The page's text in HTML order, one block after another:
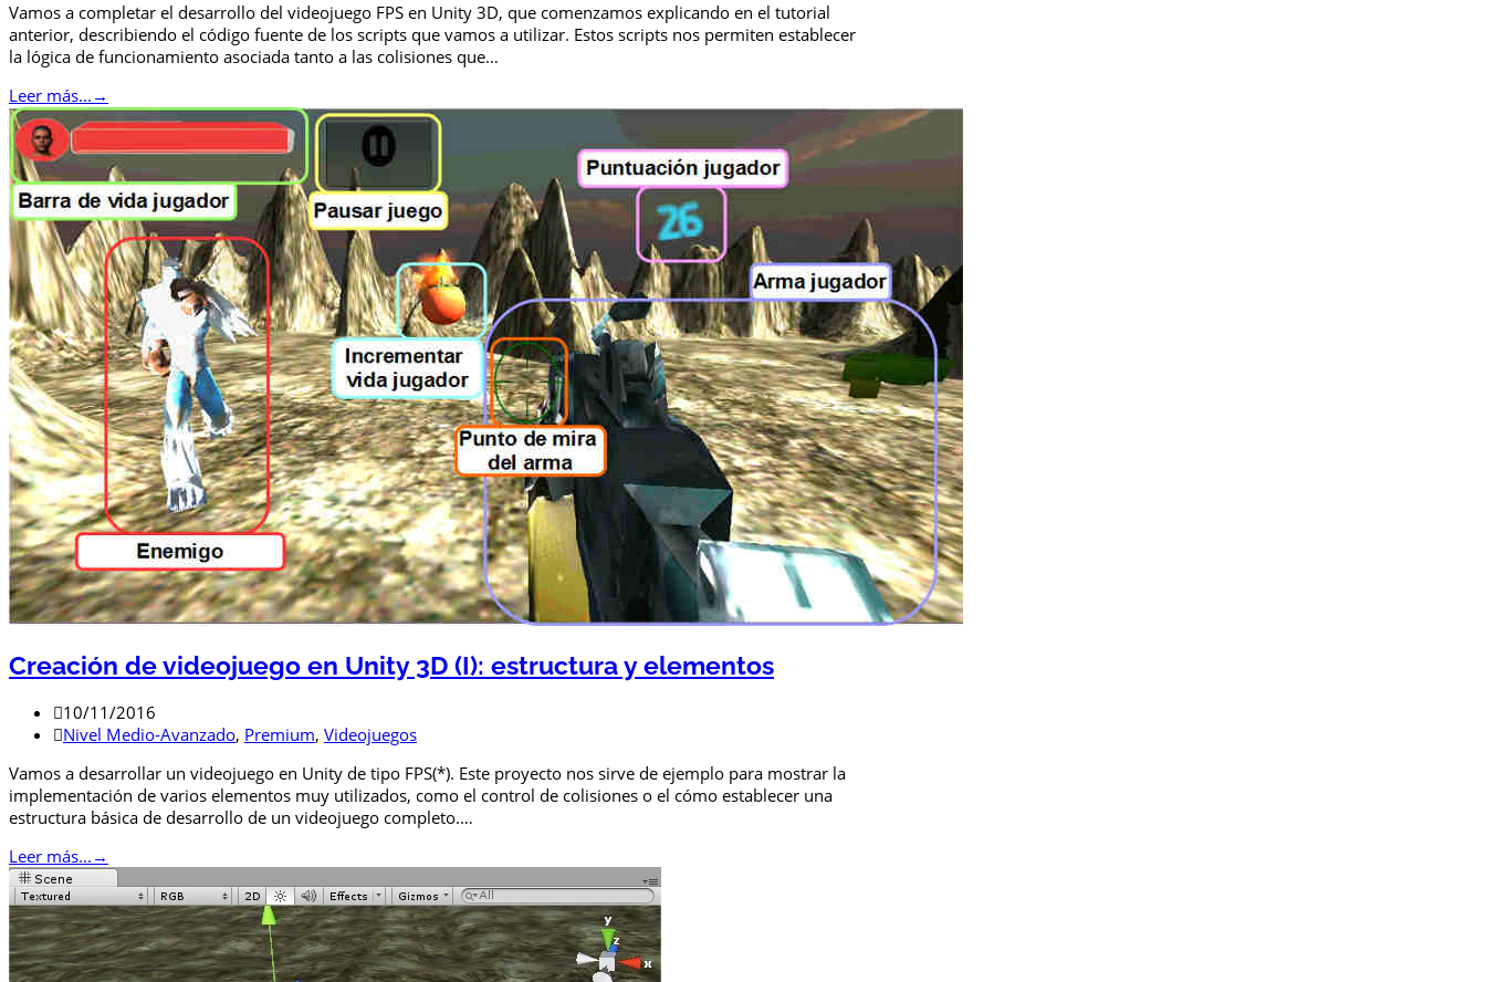
Vamos a completar el desarrollo del videojuego FPS en Unity 3D, que comenzamos explicando en el tutorial
anterior, describiendo el código fuente de los scripts que vamos a utilizar. Estos scripts nos permiten establecer
la lógica de funcionamiento asociada tanto a las colisiones que…
Leer más... →
Creación de videojuego en Unity 3D (I): estructura y elementos
10/11/2016
Nivel Medio-Avanzado, Premium, Videojuegos
Vamos a desarrollar un videojuego en Unity de tipo FPS(*). Este proyecto nos sirve de ejemplo para mostrar la
implementación de varios elementos muy utilizados, como el control de colisiones o el cómo establecer una
estructura básica de desarrollo de un videojuego completo.…
Leer más... →